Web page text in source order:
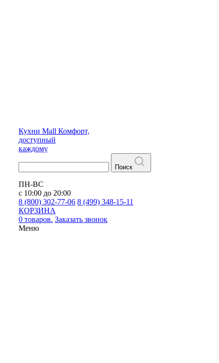
Кухни Mall Комфорт,
доступный
каждому
Поиск
ПН-ВС
с 10:00 до 20:00
8 (800) 302-77-06 8 (499) 348-15-11
КОРЗИНА
0 товаров. Заказать звонок
Меню